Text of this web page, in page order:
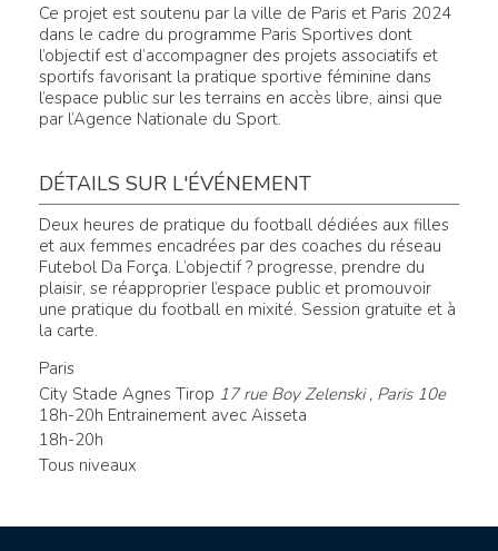
Ce projet est soutenu par la ville de Paris et Paris 2024
dans le cadre du programme Paris Sportives dont
l’objectif est d’accompagner des projets associatifs et
sportifs favorisant la pratique sportive féminine dans
l’espace public sur les terrains en accès libre, ainsi que
par l’Agence Nationale du Sport.
DÉTAILS SUR L'ÉVÉNEMENT
Deux heures de pratique du football dédiées aux filles
et aux femmes encadrées par des coaches du réseau
Futebol Da Força. L’objectif ? progresse, prendre du
plaisir, se réapproprier l’espace public et promouvoir
une pratique du football en mixité. Session gratuite et à
la carte.
Paris
City Stade Agnes Tirop 17 rue Boy Zelenski , Paris 10e
18h-20h Entrainement avec Aisseta
18h-20h
Tous niveaux